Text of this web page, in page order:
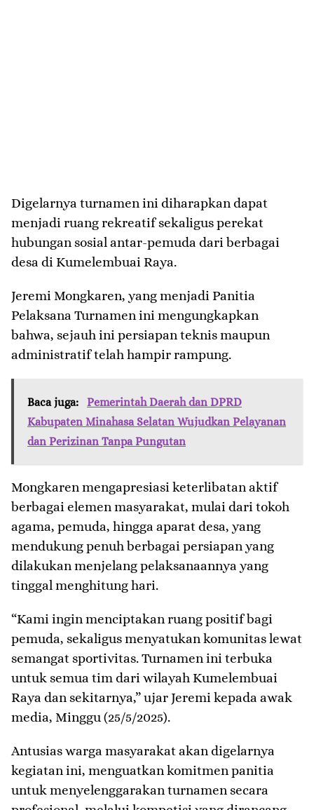
Digelarnya turnamen ini diharapkan dapat
menjadi ruang rekreatif sekaligus perekat
hubungan sosial antar-pemuda dari berbagai
desa di Kumelembuai Raya.
Jeremi Mongkaren, yang menjadi Panitia
Pelaksana Turnamen ini mengungkapkan
bahwa, sejauh ini persiapan teknis maupun
administratif telah hampir rampung.
Baca juga:
Pemerintah Daerah dan DPRD
Kabupaten Minahasa Selatan Wujudkan Pelayanan
dan Perizinan Tanpa Pungutan
Mongkaren mengapresiasi keterlibatan aktif
berbagai elemen masyarakat, mulai dari tokoh
agama, pemuda, hingga aparat desa, yang
mendukung penuh berbagai persiapan yang
dilakukan menjelang pelaksanaannya yang
tinggal menghitung hari.
“Kami ingin menciptakan ruang positif bagi
pemuda, sekaligus menyatukan komunitas lewat
semangat sportivitas. Turnamen ini terbuka
untuk semua tim dari wilayah Kumelembuai
Raya dan sekitarnya,” ujar Jeremi kepada awak
media, Minggu (25/5/2025).
Antusias warga masyarakat akan digelarnya
kegiatan ini, menguatkan komitmen panitia
untuk menyelenggarakan turnamen secara